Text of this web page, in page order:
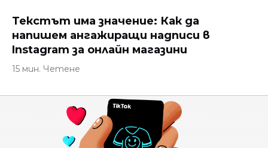
Текстът има значение: Как да
напишем ангажиращи надписи в
Instagram за онлайн магазини
15 мин. Четене